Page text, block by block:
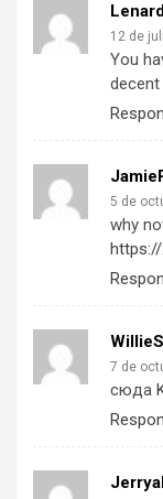
12 de
You
decent
5 de
why
https://
7 de
сюда